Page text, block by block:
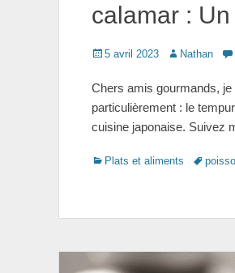
calamar :
Posted
5 avril 2023 AuthorNathan
Chers amis gourmands, je
particulièrement : le
cuisine japonaise. Suivez
Categories
Plats et aliments Tags